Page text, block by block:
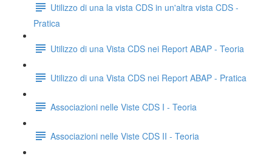
Utilizzo di una la vista CDS in un'altra vista CDS -
Pratica
Utilizzo di una Vista CDS nei Report ABAP - Teoria
Utilizzo di una Vista CDS nei Report ABAP - Pratica
Associazioni nelle Viste CDS I - Teoria
Associazioni nelle Viste CDS II - Teoria